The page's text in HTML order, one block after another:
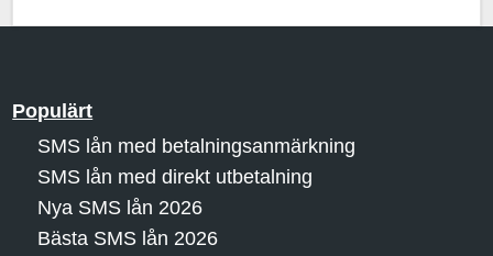
Populärt
SMS lån med betalningsanmärkning
SMS lån med direkt utbetalning
Nya SMS lån 2026
Bästa SMS lån 2026